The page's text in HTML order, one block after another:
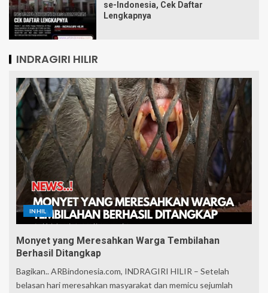
se-Indonesia, Cek Daftar
Lengkapnya
INDRAGIRI HILIR
INHIL
Monyet yang Meresahkan Warga Tembilahan
Berhasil Ditangkap
Bagikan.. ARBindonesia.com, INDRAGIRI HILIR – Setelah
belasan hari meresahkan masyarakat dan memicu sejumlah